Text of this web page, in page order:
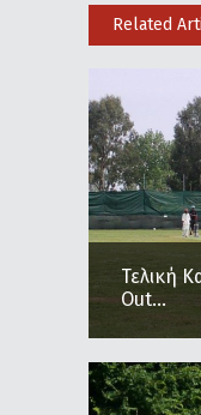
Related
Τελική
Out...